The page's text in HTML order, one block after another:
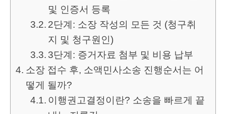
및 인증서 등록
2단계: 소장 작성의 모든 것 (청구취
지 및 청구원인)
3단계: 증거자료 첨부 및 비용 납부
소장 접수 후, 소액민사소송 진행순서는 어
떻게 될까?
이행권고결정이란? 소송을 빠르게 끝